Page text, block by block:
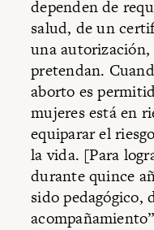
dependen de
salud, de un
una
pretendan.
aborto es
mujeres está en
equiparar el
la vida. [Para
durante quince
sido pedagógico,